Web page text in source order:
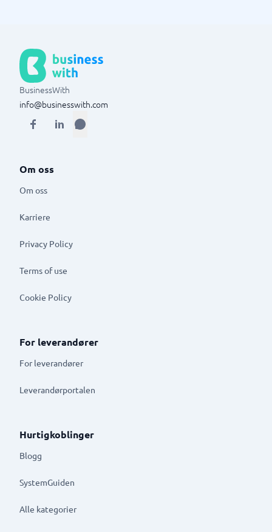
BusinessWith
info@businesswith.com
Om oss
Om oss
Karriere
Privacy Policy
Terms of use
Cookie Policy
For leverandører
For leverandører
Leverandørportalen
Hurtigkoblinger
Blogg
SystemGuiden
Alle kategorier